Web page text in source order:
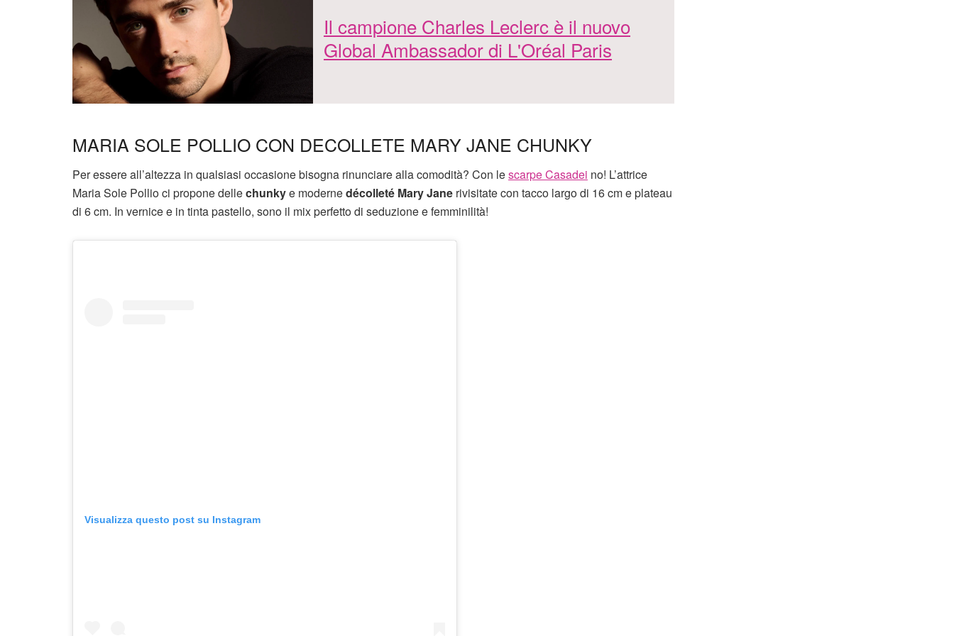
Il campione Charles Leclerc è il nuovo
Global Ambassador di L'Oréal Paris
MARIA SOLE POLLIO CON DECOLLETE MARY JANE CHUNKY
Per essere all’altezza in qualsiasi occasione bisogna rinunciare alla comodità? Con lescarpe Casadei no! L’attrice
Maria Sole Pollio ci propone dellechunkye modernedécolleté Mary Jane rivisitate con tacco largo di 16 cm e plateau
di 6 cm. In vernice e in tinta pastello, sono il mix perfetto di seduzione e femminilità!
Visualizza questo post su Instagram